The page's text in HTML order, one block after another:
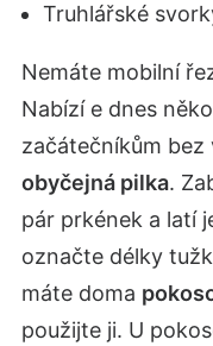
Truhlářské
Nemáte mobilní
Nabízí e dnes
začátečníkům bez
obyčejná pilka.
pár prkének a latí
označte délky
máte doma
použijte ji. U